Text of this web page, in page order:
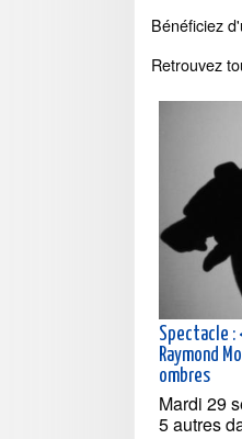
Bénéficiez
Retrouvez
Spectacle :
Raymond
ombres
Mardi 29
5 autres